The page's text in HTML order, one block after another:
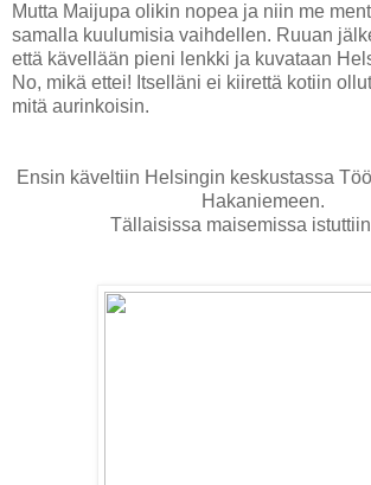
Mutta Maijupa olikin nopea ja niin me
samalla kuulumisia vaihdellen. Ruuan
että kävellään pieni lenkki ja kuvataan
No, mikä ettei! Itselläni ei kiirettä kotiin
mitä aurinkoisin.
Ensin käveltiin Helsingin keskustassa
Hakaniemeen.
Tällaisissa maisemissa